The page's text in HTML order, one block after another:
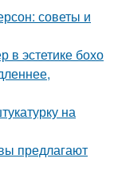
советы и
эстетике бохо
на
предлагают